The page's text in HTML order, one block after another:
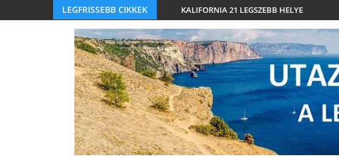
LEGFRISSEBB CIKKEK KALIFORNIA 21 LEGSZEBB HELYE